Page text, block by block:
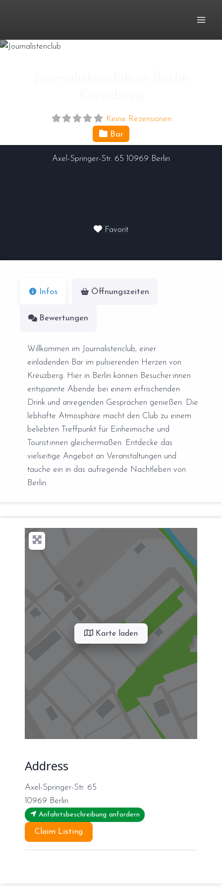
Keine Rezensionen
Bar
Axel-Springer-Str. 65 10969 Berlin
Favorit
Infos Öffnungszeiten
Bewertungen
Willkommen im Journalistenclub, einer
einladenden Bar im pulsierenden Herzen von
Kreuzberg. Hier in Berlin können Besucher:innen
entspannte Abende bei einem erfrischenden
Drink und anregenden Gesprächen genießen. Die
lebhafte Atmosphäre macht den Club zu einem
beliebten Treffpunkt für Einheimische und
Tourist:innen gleichermaßen. Entdecke das
vielseitige Angebot an Veranstaltungen und
tauche ein in das aufregende Nachtleben von
Berlin.
Karte laden
Address
Axel-Springer-Str. 65
10969 Berlin
Anfahrtsbeschreibung anfordern
Claim Listing